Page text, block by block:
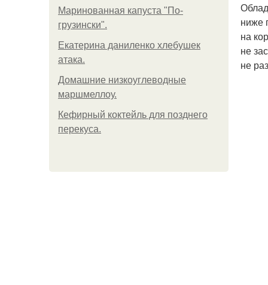
Маринованная капуста "По-
грузински".
Екатерина даниленко хлебушек
атака.
Домашние низкоуглеводные
маршмеллоу.
Кефирный коктейль для позднего
перекуса.
ниже
на
не
не